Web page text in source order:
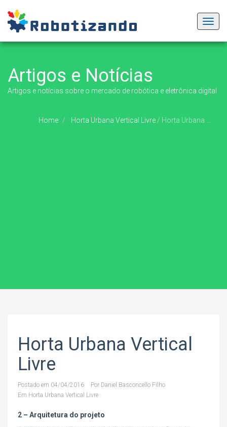
Artigos e Notícias
Artigos e notícias sobre o mercado de robótica e eletrônica digital
Home Horta Urbana Vertical Livre / Horta Urbana Vertical Livre
Horta Urbana Vertical
Livre
Postado em 04/04/2016 Por Daniel Basconcello Filho
Em Horta Urbana Vertical Livre
2 – Arquitetura do projeto